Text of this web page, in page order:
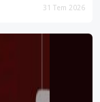
31 Tem 2026